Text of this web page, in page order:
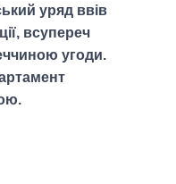
уряд ввів
всупереч
угоди.